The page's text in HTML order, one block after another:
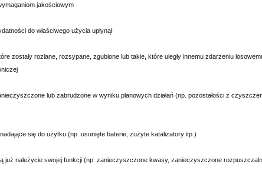
jakościowym
do właściwego użycia upłynął
zostały rozlane, rozsypane, zgubione lub takie, które uległy innemu zdarzeniu
lub zabrudzone w wyniku planowych działań (np. pozostałości z
się do użytku (np. usunięte baterie, zużyte katalizatory itp.)
już należycie swojej funkcji (np. zanieczyszczone kwasy, zanieczyszczone